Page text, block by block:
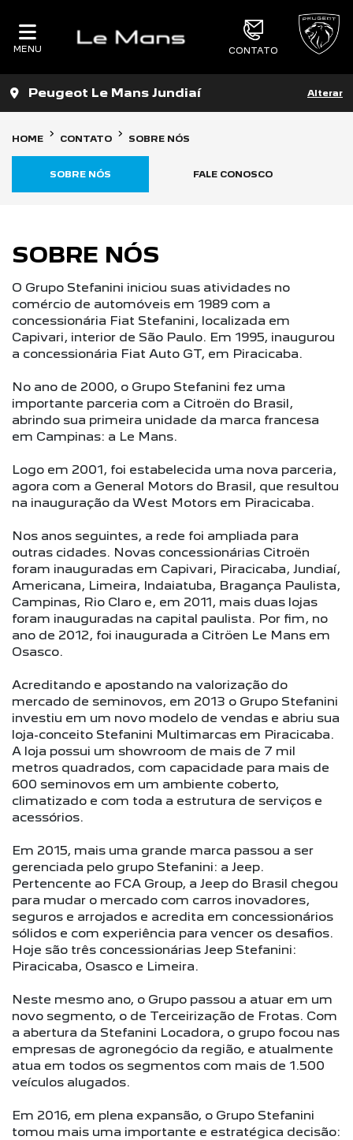
MENU CONTATO
Peugeot Le Mans Jundiaí Alterar
HOME CONTATO SOBRE NÓS
SOBRE NÓS FALE CONOSCO
SOBRE NÓS
O Grupo Stefanini iniciou suas atividades no
comércio de automóveis em 1989 com a
concessionária Fiat Stefanini, localizada em
Capivari, interior de São Paulo. Em 1995, inaugurou
a concessionária Fiat Auto GT, em Piracicaba.
No ano de 2000, o Grupo Stefanini fez uma
importante parceria com a Citroën do Brasil,
abrindo sua primeira unidade da marca francesa
em Campinas: a Le Mans.
Logo em 2001, foi estabelecida uma nova parceria,
agora com a General Motors do Brasil, que resultou
na inauguração da West Motors em Piracicaba.
Nos anos seguintes, a rede foi ampliada para
outras cidades. Novas concessionárias Citroën
foram inauguradas em Capivari, Piracicaba, Jundiaí,
Americana, Limeira, Indaiatuba, Bragança Paulista,
Campinas, Rio Claro e, em 2011, mais duas lojas
foram inauguradas na capital paulista. Por fim, no
ano de 2012, foi inaugurada a Citröen Le Mans em
Osasco.
Acreditando e apostando na valorização do
mercado de seminovos, em 2013 o Grupo Stefanini
investiu em um novo modelo de vendas e abriu sua
loja-conceito Stefanini Multimarcas em Piracicaba.
A loja possui um showroom de mais de 7 mil
metros quadrados, com capacidade para mais de
600 seminovos em um ambiente coberto,
climatizado e com toda a estrutura de serviços e
acessórios.
Em 2015, mais uma grande marca passou a ser
gerenciada pelo grupo Stefanini: a Jeep.
Pertencente ao FCA Group, a Jeep do Brasil chegou
para mudar o mercado com carros inovadores,
seguros e arrojados e acredita em concessionários
sólidos e com experiência para vencer os desafios.
Hoje são três concessionárias Jeep Stefanini:
Piracicaba, Osasco e Limeira.
Neste mesmo ano, o Grupo passou a atuar em um
novo segmento, o de Terceirização de Frotas. Com
a abertura da Stefanini Locadora, o grupo focou nas
empresas de agronegócio da região, e atualmente
atua em todos os segmentos com mais de 1.500
veículos alugados.
Em 2016, em plena expansão, o Grupo Stefanini
tomou mais uma importante e estratégica decisão: